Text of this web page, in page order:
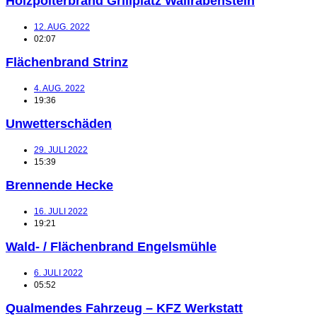
12. AUG. 2022
02:07
Flächenbrand Strinz
4. AUG. 2022
19:36
Unwetterschäden
29. JULI 2022
15:39
Brennende Hecke
16. JULI 2022
19:21
Wald- / Flächenbrand Engelsmühle
6. JULI 2022
05:52
Qualmendes Fahrzeug – KFZ Werkstatt